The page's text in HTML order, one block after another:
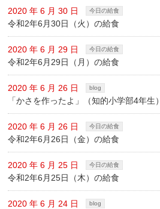
2020 年 6 月 30 日 今日の給食
令和2年6月30日（火）の給食
2020 年 6 月 29 日 今日の給食
令和2年6月29日（月）の給食
2020 年 6 月 26 日 blog
「かさを作ったよ」（知的小学部4年生）
2020 年 6 月 26 日 今日の給食
令和2年6月26日（金）の給食
2020 年 6 月 25 日 今日の給食
令和2年6月25日（木）の給食
2020 年 6 月 24 日 blog